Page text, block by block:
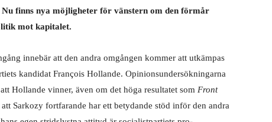
finns nya möjligheter för vänstern om den förmår
mot kapitalet.
innebär att den andra omgången kommer att utkämpas
kandidat François Hollande. Opinionsundersökningarna
Hollande vinner, även om det höga resultatet som Front
Sarkozy fortfarande har ett betydande stöd inför den andra